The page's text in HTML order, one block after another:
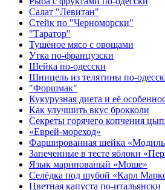
Салат "Левитан"
Стейк по "Черноморски"
"Таратор"
Тушёное мясо с овощами
Утка по-французски
Шейка по-одесски
Шницель из телятины по-
"Форшмак"
Кукурузная диета и её
Как улучшить вкус брокколи
Секреты горячего копчения
«Еврей-мореход»
Фаршированная шейка
Запеченные в тесте яблоки
Язык маринованый «Моше»
Селёдка под шубой «Карл
Цветная капуста по-итальянски